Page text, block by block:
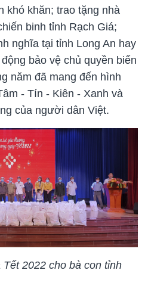
khó khăn; trao tặng nhà
binh tỉnh Rạch Giá;
nghĩa tại tỉnh Long An hay
bảo vệ chủ quyền biển
năm đã mang đến hình
- Tín - Kiên - Xanh và
của người dân Việt.
2022 cho bà con tỉnh